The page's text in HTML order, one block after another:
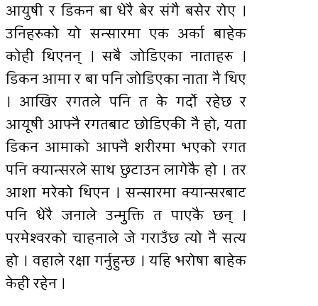
आयुषी र डिकन बा धेरै बेर संगै बसेर रोए ।
उनिहरुको यो सन्सारमा एक अर्का बाहेक
कोही थिएनन् । सबै जोडिएका नाताहरु ।
डिकन आमा र बा पनि जोडिएका नाता नै थिए
। आखिर रगतले पनि त के गर्दाे रहेछ र
आयूषी आफ्नै रगतबाट छोडिएकी नै हो, यता
डिकन आमाको आफ्नै शरीरमा भएको रगत
पनि क्यान्सरले साथ छुटाउन लागेकै हो । तर
आशा मरेको थिएन । सन्सारमा क्यान्सरबाट
पनि धेरै जनाले उन्मुुक्ति त पाएकै छन् ।
परमेश्वरको चाहनाले जे गराउँछ त्यो नै सत्य
हो । वहाले रक्षा गर्नुहुन्छ । यहि भरोषा बाहेक
केही रहेन ।